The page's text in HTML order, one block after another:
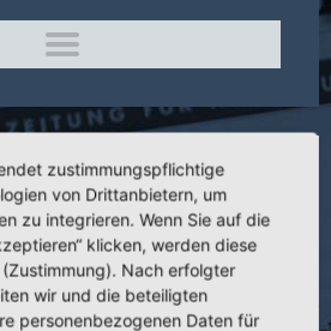
Neurotomy of the
in Case of a Chronical
Joint Syndrome
zustimmungspflichtige
von Drittanbietern, um
zu integrieren. Wenn Sie auf die
klicken, werden diese
Nach erfolgter
wir und die beteiligten
personenbezogenen Daten für